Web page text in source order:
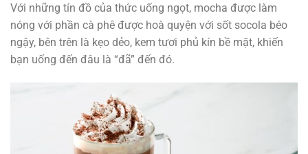
Với những tín đồ của thức uống ngọt, mocha được làm
nóng với phần cà phê được hoà quyện với sốt socola béo
ngậy, bên trên là kẹo dẻo, kem tươi phủ kín bề mặt, khiến
bạn uống đến đâu là “đã” đến đó.